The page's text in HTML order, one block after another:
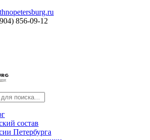
856-09-12
состав
Петербурга